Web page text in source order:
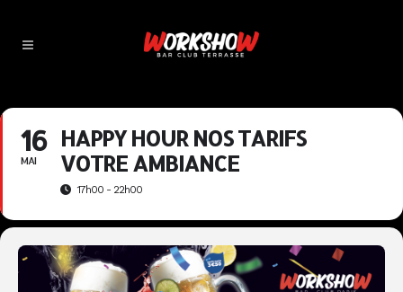
16
MAI
HAPPY HOUR NOS TARIFS
VOTRE AMBIANCE
17h00 - 22h00